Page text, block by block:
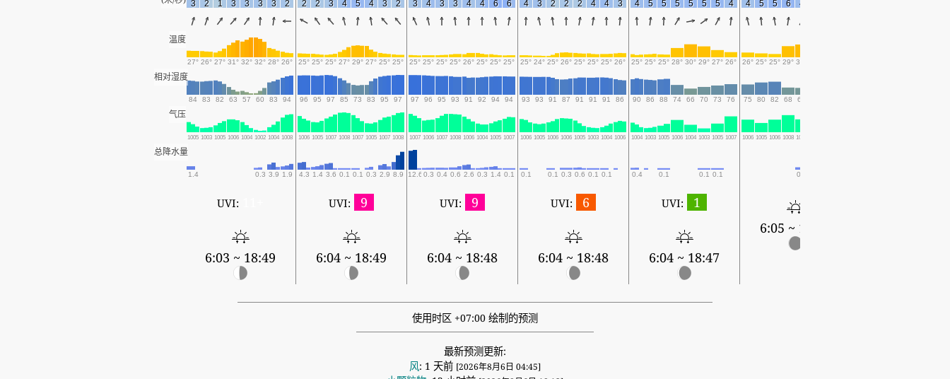
3 2 1 3 3 3 3 2 2 2 3 4 5 4 3 2 3 4 3 3 4 4 6 6 4 3 2 2 2 4 4 3 4 5 5 5 5 5 5 4 4 5 5 6 4
温度
27° 26° 27° 31° 32° 32° 28° 26° 25° 25° 25° 27° 29° 27° 25° 25° 25° 25° 25° 25° 26° 25° 25° 25° 25° 24° 25° 26° 25° 25° 25° 26° 25° 25° 25° 28° 30° 29° 27° 26° 26° 25° 25° 29° 30°
相对湿度
84 83 82 63 57 60 83 94 96 95 97 85 73 83 95 97 97 96 95 93 91 92 94 94 93 93 91 87 91 91 91 86 90 86 88 74 66 70 73 76 75 80 82 68 67
气压
1005 1003 1005 1006 1004 1002 1004 1008 1006 1005 1007 1008 1007 1005 1007 1008 1007 1006 1007 1008 1006 1004 1005 1007 1006 1005 1006 1006 1005 1003 1004 1006 1004 1003 1005 1006 1004 1003 1005 1007 1006 1005 1006 1008 1006
总降水量
1.4 0.3 3.9 1.9 4.3 1.4 3.6 0.1 0.1 0.3 2.9 8.9 12.6 0.3 0.4 0.6 2.6 0.3 1.4 0.1 0.1 0.1 0.3 0.6 0.1 0.1 0.4 0.1 0.1 0.1 0.7
UVI:
6:03 ~ 18:49
UVI: 9
6:04 ~ 18:49
UVI: 9
6:04 ~ 18:48
UVI: 6
6:04 ~ 18:48
UVI: 1
6:04 ~ 18:47
6:05 ~ 18:47
使用时区 +07:00 绘制的预测
最新预测更新:
风: 1 天前 [2026年8月6日 04:45]